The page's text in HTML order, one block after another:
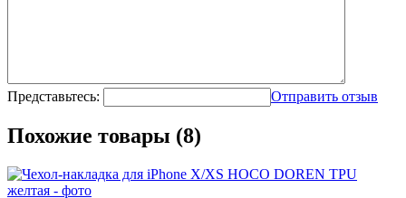
Представьтесь: Отправить отзыв
Похожие товары (8)